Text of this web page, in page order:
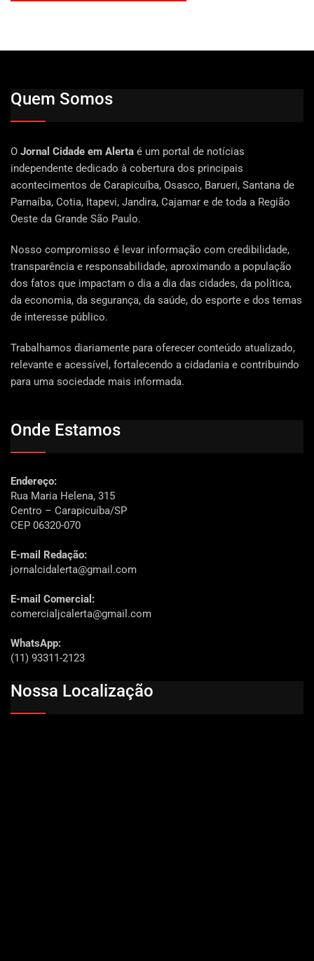
Quem Somos
O Jornal Cidade em Alerta é um portal de notícias
independente dedicado à cobertura dos principais
acontecimentos de Carapicuíba, Osasco, Barueri, Santana de
Parnaíba, Cotia, Itapevi, Jandira, Cajamar e de toda a Região
Oeste da Grande São Paulo.
Nosso compromisso é levar informação com credibilidade,
transparência e responsabilidade, aproximando a população
dos fatos que impactam o dia a dia das cidades, da política,
da economia, da segurança, da saúde, do esporte e dos temas
de interesse público.
Trabalhamos diariamente para oferecer conteúdo atualizado,
relevante e acessível, fortalecendo a cidadania e contribuindo
para uma sociedade mais informada.
Onde Estamos
Endereço:
Rua Maria Helena, 315
Centro – Carapicuíba/SP
CEP 06320-070
E-mail Redação:
jornalcidalerta@gmail.com
E-mail Comercial:
comercialjcalerta@gmail.com
WhatsApp:
(11) 93311-2123
Nossa Localização